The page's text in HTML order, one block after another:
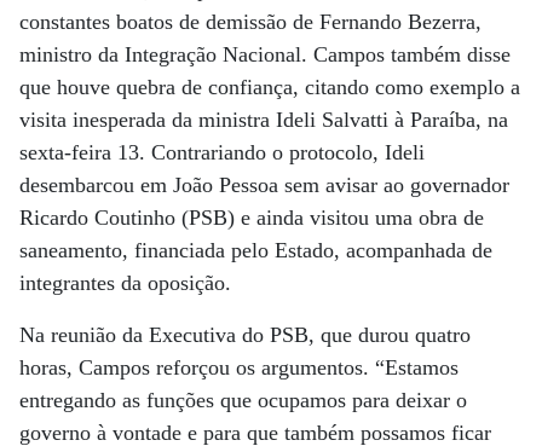
constantes boatos de demissão de Fernando Bezerra,
ministro da Integração Nacional. Campos também disse
que houve quebra de confiança, citando como exemplo a
visita inesperada da ministra Ideli Salvatti à Paraíba, na
sexta-feira 13. Contrariando o protocolo, Ideli
desembarcou em João Pessoa sem avisar ao governador
Ricardo Coutinho (PSB) e ainda visitou uma obra de
saneamento, financiada pelo Estado, acompanhada de
integrantes da oposição.
Na reunião da Executiva do PSB, que durou quatro
horas, Campos reforçou os argumentos. “Estamos
entregando as funções que ocupamos para deixar o
governo à vontade e para que também possamos ficar